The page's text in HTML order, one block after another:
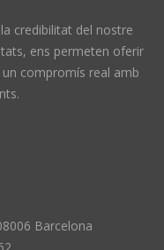
credibilitat del nostre
ens permeten oferir
compromís real amb
Barcelona